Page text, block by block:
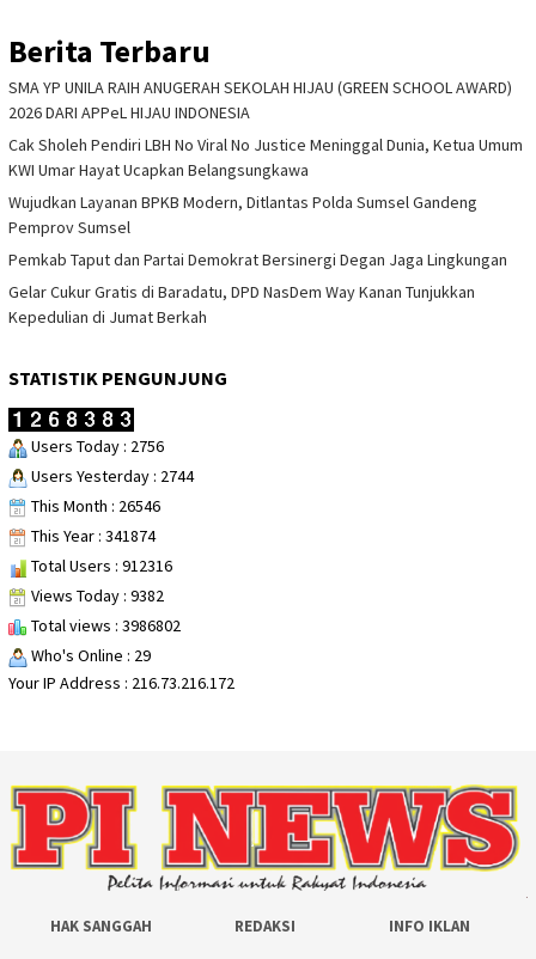
Berita Terbaru
SMA YP UNILA RAIH ANUGERAH SEKOLAH HIJAU (GREEN SCHOOL AWARD)
2026 DARI APPeL HIJAU INDONESIA
Cak Sholeh Pendiri LBH No Viral No Justice Meninggal Dunia, Ketua Umum
KWI Umar Hayat Ucapkan Belangsungkawa
Wujudkan Layanan BPKB Modern, Ditlantas Polda Sumsel Gandeng
Pemprov Sumsel
Pemkab Taput dan Partai Demokrat Bersinergi Degan Jaga Lingkungan
Gelar Cukur Gratis di Baradatu, DPD NasDem Way Kanan Tunjukkan
Kepedulian di Jumat Berkah
STATISTIK PENGUNJUNG
Users Today : 2756
Users Yesterday : 2744
This Month : 26546
This Year : 341874
Total Users : 912316
Views Today : 9382
Total views : 3986802
Who's Online : 29
Your IP Address : 216.73.216.172
HAK SANGGAH REDAKSI INFO IKLAN